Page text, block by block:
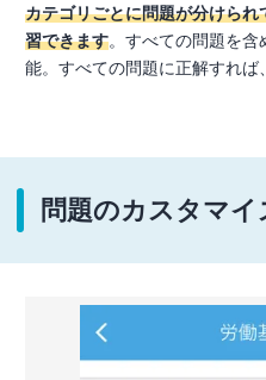
カテゴリごとに問題が分けら
習できます。すべての問題を
能。すべての問題に正解すれば
問題のカスタマイ